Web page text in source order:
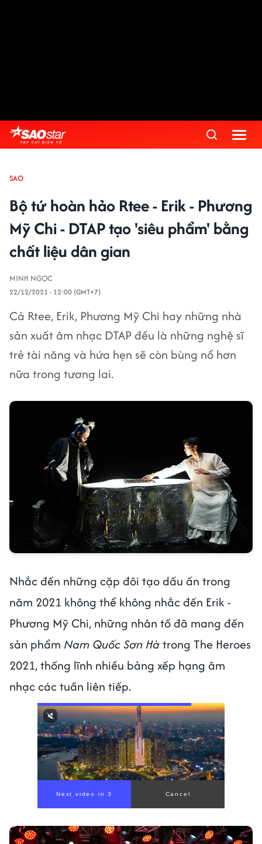
SAO
Bộ tứ hoàn hảo Rtee - Erik - Phương
Mỹ Chi - DTAP tạo 'siêu phẩm' bằng
chất liệu dân gian
MINH NGỌC
22/12/2021 - 12:00 (GMT+7)
Cả Rtee, Erik, Phương Mỹ Chi hay những nhà
sản xuất âm nhạc DTAP đều là những nghệ sĩ
trẻ tài năng và hứa hẹn sẽ còn bùng nổ hơn
nữa trong tương lai.
Nhắc đến những cặp đôi tạo dấu ấn trong
năm 2021 không thể không nhắc đến Erik -
Phương Mỹ Chi, những nhân tố đã mang đến
sản phẩm Nam Quốc Sơn Hàtrong The Heroes
2021, thống lĩnh nhiều bảng xếp hạng âm
nhạc các tuần liên tiếp.
Next video in 1 Cancel